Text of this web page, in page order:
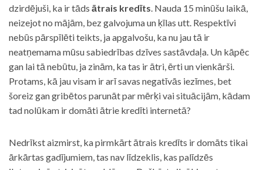
dzirdējuši, ka ir tāds ātrais kredīts. Nauda 15 minūšu laikā,
neizejot no mājām, bez galvojuma un ķīlas utt. Respektīvi
nebūs pārspīlēti teikts, ja apgalvošu, ka nu jau tā ir
neatņemama mūsu sabiedrības dzīves sastāvdaļa. Un kāpēc
gan lai tā nebūtu, ja zinām, ka tas ir ātri, ērti un vienkārši.
Protams, kā jau visam ir arī savas negatīvās iezīmes, bet
šoreiz gan gribētos parunāt par mērķi vai situācijām, kādam
tad nolūkam ir domāti ātrie kredīti internetā?
Nedrīkst aizmirst, ka pirmkārt ātrais kredīts ir domāts tikai
ārkārtas gadījumiem, tas nav līdzeklis, kas palīdzēs